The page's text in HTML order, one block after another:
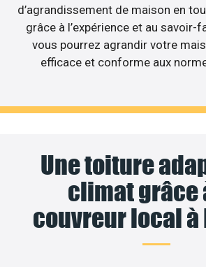
d’agrandissement de maison en
grâce à l’expérience et au savoir-
vous pourrez agrandir votre
efficace et conforme aux
Une toiture
climat grâce
couvreur local à